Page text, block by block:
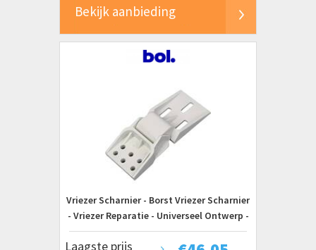
Bekijk aanbieding
Vriezer Scharnier - Borst Vriezer Scharnier
- Vriezer Reparatie - Universeel Ontwerp -
125 x 88 cm - Wit
Laagste prijs